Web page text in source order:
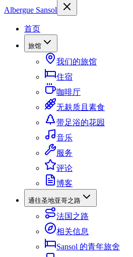
Albergue Sansol
首页
旅馆
我们的旅馆
住宿
咖啡厅
无麸质且素食
带足浴的花园
音乐
服务
评论
博客
通往圣地亚哥之路
法国之路
相关信息
Sansol 的青年旅舍